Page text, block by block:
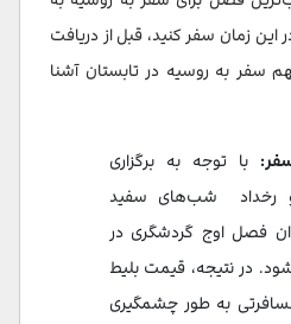
این زمان سفر کنید، قبل از دریافت
سفر به روسیه در تابستان آشنا
با توجه به برگزاری
و رخداد شب‌های سفید
فصل اوج گردشگری در
در نتیجه، قیمت بلیط
به طور چشمگیری